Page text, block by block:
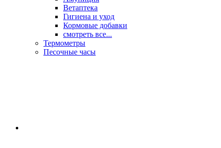
Ветаптека
Гигиена и уход
Кормовые добавки
смотреть все...
Термометры
Песочные часы